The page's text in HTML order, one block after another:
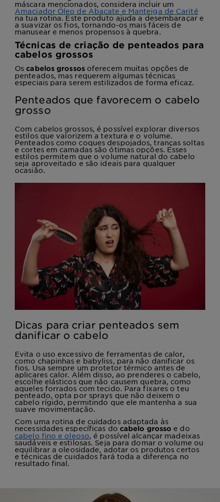
máscara mencionados, considera incluir um
Amaciador Óleo de Abacate e Manteiga de Carité
na tua rotina. Este produto ajuda a desembaraçar e
a suavizar os fios, tornando-os mais fáceis de
manusear e menos propensos à quebra.
Técnicas de criação de penteados para
cabelos grossos
Oscabelos grossosoferecem muitas opções de
penteados, mas requerem algumas técnicas
especiais para serem estilizados de forma eficaz.
Penteados que favorecem o cabelo
grosso
Com cabelos grossos, é possível explorar diversos
estilos que valorizem a textura e o volume.
Penteados como coques despojados, tranças soltas
e cortes em camadas são ótimas opções. Esses
estilos permitem que o volume natural do cabelo
seja aproveitado e são ideais para qualquer
ocasião.
Dicas para criar penteados sem
danificar o cabelo
Evita o uso excessivo de ferramentas de calor,
como chapinhas e babyliss, para não danificar os
fios. Usa sempre um protetor térmico antes de
aplicares calor. Além disso, ao prenderes o cabelo,
escolhe elásticos que não causem quebra, como
aqueles forrados com tecido. Para fixares o teu
penteado, opta por sprays que não deixem o
cabelo rígido, permitindo que ele mantenha a sua
suave movimentação.
Com uma rotina de cuidados adaptada às
necessidades específicas do cabelo grosso e do
cabelo fino e oleoso, é possível alcançar madeixas
saudáveis e estilosas. Seja para domar o volume ou
equilibrar a oleosidade, adotar os produtos certos
e técnicas de cuidados fará toda a diferença no
resultado final.